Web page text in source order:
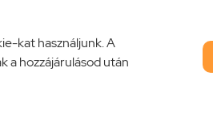
kat használjunk. A
a hozzájárulásod után